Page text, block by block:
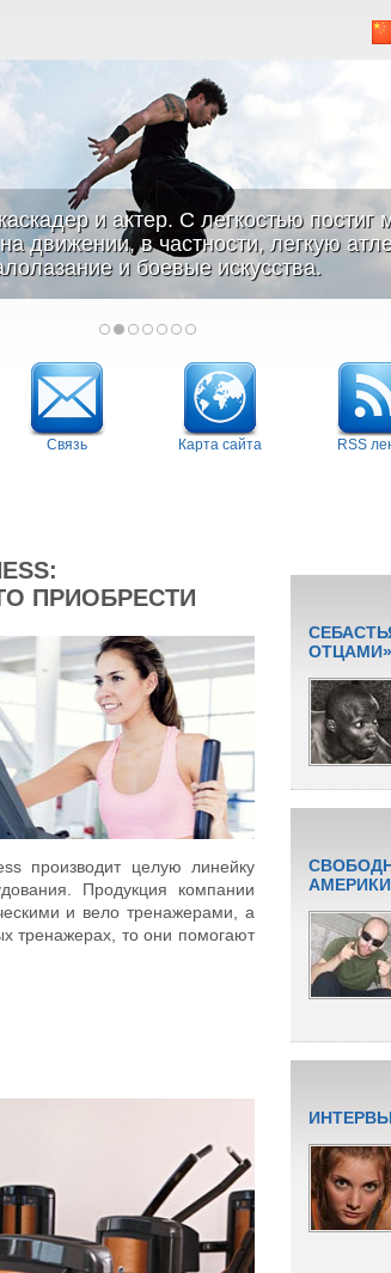
и актер. С легкостью постиг
движении, в частности, легкую
и боевые искусства.
Связь Карта сайта RSS
ПРИОБРЕСТИ
производит целую линейку
Продукция компании
и вело тренажерами, а
тренажерах, то они помогают
ОТЦАМИ»
АМЕРИКИ